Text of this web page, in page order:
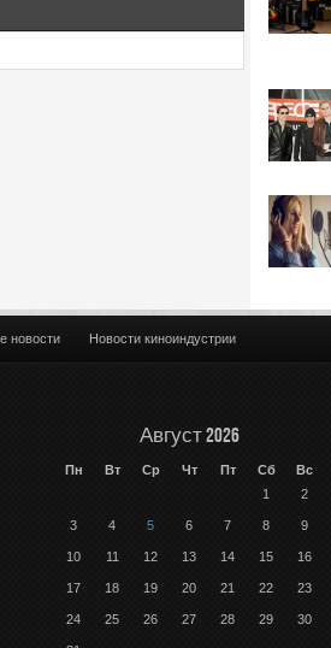
новости Новости киноиндустрии
Август 2026
Пн Вт Ср Чт Пт Сб
Вс
1
2
3 4 5 6 7 8 9
10 11 12 13 14 15 16
17 18 19 20 21 22 23
24 25 26 27 28 29 30